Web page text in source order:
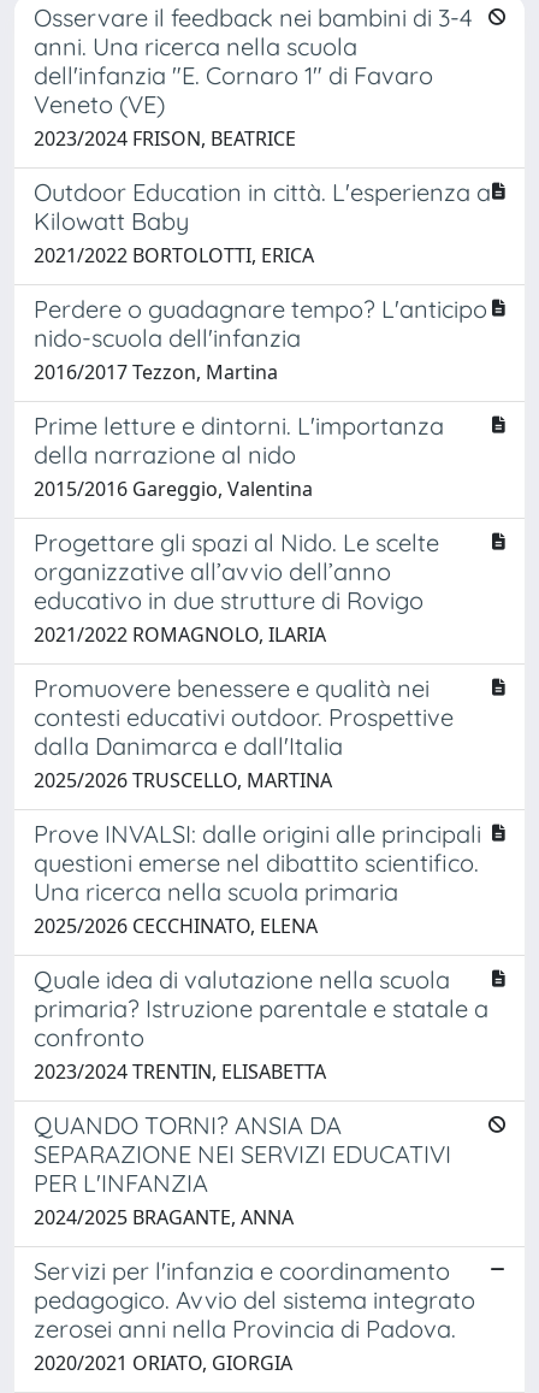
Osservare il feedback nei bambini di 3-4
anni. Una ricerca nella scuola
dell'infanzia "E. Cornaro 1" di Favaro
Veneto (VE)
2023/2024 FRISON, BEATRICE
Outdoor Education in città. L'esperienza a
Kilowatt Baby
2021/2022 BORTOLOTTI, ERICA
Perdere o guadagnare tempo? L'anticipo
nido-scuola dell'infanzia
2016/2017 Tezzon, Martina
Prime letture e dintorni. L'importanza
della narrazione al nido
2015/2016 Gareggio, Valentina
Progettare gli spazi al Nido. Le scelte
organizzative all’avvio dell’anno
educativo in due strutture di Rovigo
2021/2022 ROMAGNOLO, ILARIA
Promuovere benessere e qualità nei
contesti educativi outdoor. Prospettive
dalla Danimarca e dall'Italia
2025/2026 TRUSCELLO, MARTINA
Prove INVALSI: dalle origini alle principali
questioni emerse nel dibattito scientifico.
Una ricerca nella scuola primaria
2025/2026 CECCHINATO, ELENA
Quale idea di valutazione nella scuola
primaria? Istruzione parentale e statale a
confronto
2023/2024 TRENTIN, ELISABETTA
QUANDO TORNI? ANSIA DA
SEPARAZIONE NEI SERVIZI EDUCATIVI
PER L'INFANZIA
2024/2025 BRAGANTE, ANNA
Servizi per l'infanzia e coordinamento
pedagogico. Avvio del sistema integrato
zerosei anni nella Provincia di Padova.
2020/2021 ORIATO, GIORGIA